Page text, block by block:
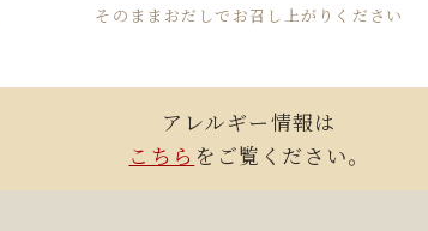
そのままおだしでお召し上がりください
アレルギー情報は
こちら をご覧ください。